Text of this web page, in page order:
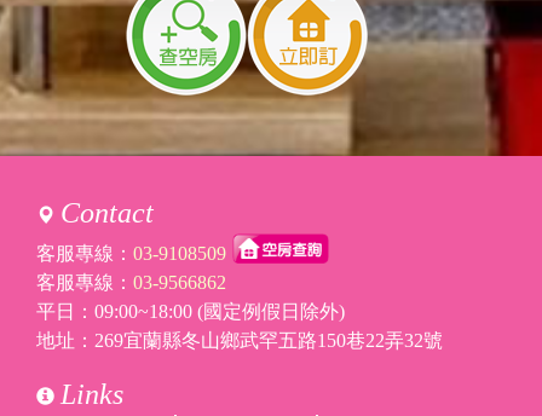
Contact
客服專線： 03-9108509
客服專線： 03-9566862
平日：09:00~18:00 (國定例假日除外)
地址：269宜蘭縣冬山鄉武罕五路150巷22弄32號
Links